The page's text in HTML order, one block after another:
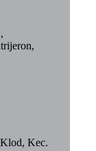
Kec.